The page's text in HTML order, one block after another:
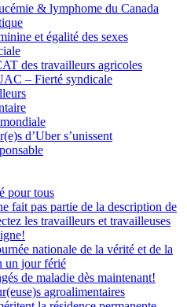
& lymphome du Canada
et égalité des sexes
des travailleurs agricoles
– Fierté syndicale
d’Uber s’unissent
pour tous
fait pas partie de la description de
les travailleurs et travailleuses
nationale de la vérité et de la
un jour férié
de maladie dès maintenant!
agroalimentaires